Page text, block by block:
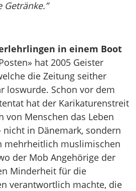
Getränke.”
in einem Boot
hat 2005 Geister
die Zeitung seither
loswurde. Schon vor dem
hat der Karikaturenstreit
von Menschen das Leben
nicht in Dänemark, sondern
mehrheitlich muslimischen
der Mob Angehörige der
Minderheit für die
verantwortlich machte, die